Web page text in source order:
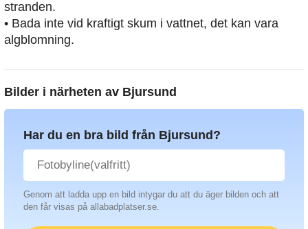
stranden.
• Bada inte vid kraftigt skum i vattnet, det kan vara
algblomning.
Bilder i närheten av Bjursund
Har du en bra bild från Bjursund?
Genom att ladda upp en bild intygar du att du äger bilden och att
den får visas på allabadplatser.se.